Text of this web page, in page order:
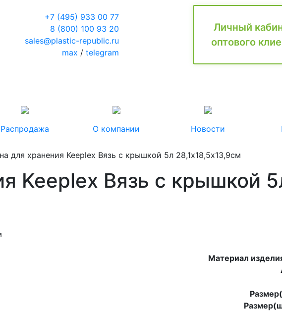
+7 (495) 933 00 77
8 (800) 100 93 20
sales@plastic-republic.ru
max / telegram
Личный
оптового
Распродажа О компании Новости
для хранения Keeplex Вязь с крышкой 5л 28,1х18,5х13,9см
Keeplex Вязь с крышкой
Материал